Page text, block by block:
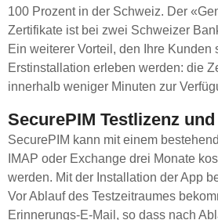
100 Prozent in der Schweiz. Der
Zertifikate ist bei zwei Schweizer
Ein weiterer Vorteil, den Ihre Kunden
Erstinstallation erleben werden: die
innerhalb weniger Minuten zur
SecurePIM Testlizenz
SecurePIM kann mit einem
IMAP oder Exchange drei Monate
werden. Mit der Installation der App
Vor Ablauf des Testzeitraumes
Erinnerungs-E-Mail, so dass nach